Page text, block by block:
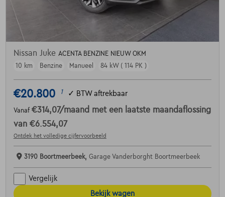
Nissan Juke ACENTA BENZINE NIEUW OKM
10 km
Benzine Manueel 84 kW ( 114 PK )
€20.800 1 ✓ BTW aftrekbaar
Vanaf €314,07/maand met een laatste maandaflossing
van €6.554,07
Ontdek het volledige cijfervoorbeeld
3190 Boortmeerbeek, Garage Vanderborght Boortmeerbeek
Vergelijk
Bekijk wagen